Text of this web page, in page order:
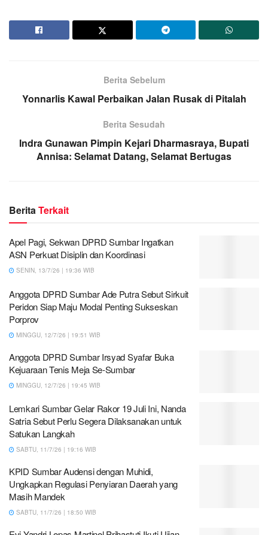
Berita Sebelum
Yonnarlis Kawal Perbaikan Jalan Rusak di Pitalah
Berita Sesudah
Indra Gunawan Pimpin Kejari Dharmasraya, Bupati
Annisa: Selamat Datang, Selamat Bertugas
BeritaTerkait
Apel Pagi, Sekwan DPRD Sumbar Ingatkan
ASN Perkuat Disiplin dan Koordinasi
SENIN, 13/7/26 | 19:36 WIB
Anggota DPRD Sumbar Ade Putra Sebut Sirkuit
Peridon Siap Maju Modal Penting Sukseskan
Porprov
MINGGU, 12/7/26 | 19:51 WIB
Anggota DPRD Sumbar Irsyad Syafar Buka
Kejuaraan Tenis Meja Se-Sumbar
MINGGU, 12/7/26 | 19:45 WIB
Lemkari Sumbar Gelar Rakor 19 Juli Ini, Nanda
Satria Sebut Perlu Segera Dilaksanakan untuk
Satukan Langkah
SABTU, 11/7/26 | 19:16 WIB
KPID Sumbar Audensi dengan Muhidi,
Ungkapkan Regulasi Penyiaran Daerah yang
Masih Mandek
SABTU, 11/7/26 | 18:50 WIB